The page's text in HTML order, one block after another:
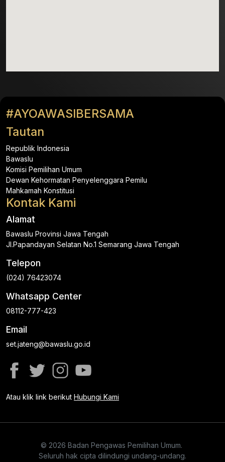
#AYOAWASIBERSAMA
Tautan
Republik Indonesia
Bawaslu
Komisi Pemilihan Umum
Dewan Kehormatan Penyelenggara Pemilu
Mahkamah Konstitusi
Kontak Kami
Alamat
Bawaslu Provinsi Jawa Tengah
Jl.Papandayan Selatan No.1 Semarang Jawa Tengah
Telepon
(024) 76423074
Whatsapp Center
08112-777-423
Email
set.jateng@bawaslu.go.id
Atau klik link berikut Hubungi Kami
© 2026 Badan Pengawas Pemilihan Umum.
Seluruh hak cipta dilindungi undang-undang.